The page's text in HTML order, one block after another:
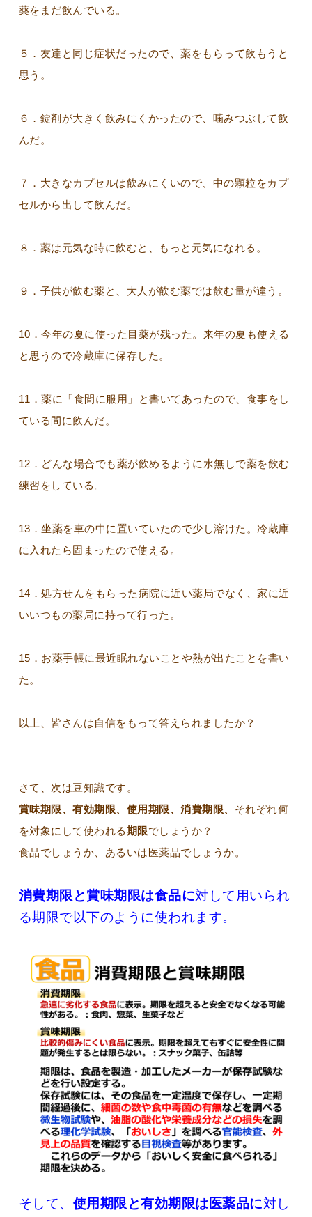
薬をまだ飲んでいる。
５．友達と同じ症状だったので、薬をもらって飲もうと
思う。
６．錠剤が大きく飲みにくかったので、噛みつぶして飲
んだ。
７．大きなカプセルは飲みにくいので、中の顆粒をカプ
セルから出して飲んだ。
８．薬は元気な時に飲むと、もっと元気になれる。
９．子供が飲む薬と、大人が飲む薬では飲む量が違う。
10．今年の夏に使った目薬が残った。来年の夏も使える
と思うので冷蔵庫に保存した。
11．薬に「食間に服用」と書いてあったので、食事をし
ている間に飲んだ。
12．どんな場合でも薬が飲めるように水無しで薬を飲む
練習をしている。
13．坐薬を車の中に置いていたので少し溶けた。冷蔵庫
に入れたら固まったので使える。
14．処方せんをもらった病院に近い薬局でなく、家に近
いいつもの薬局に持って行った。
15．お薬手帳に最近眠れないことや熱が出たことを書い
た。
以上、皆さんは自信をもって答えられましたか？
さて、次は豆知識です。
賞味期限、有効期限、使用期限、消費期限、 それぞれ何
を対象にして使われる期限でしょうか？
食品でしょうか、あるいは医薬品でしょうか。
消費期限と賞味期限は食品に対して用いられ
る期限で以下のように使われます。
そして、 使用期限と有効期限は医薬品に対し